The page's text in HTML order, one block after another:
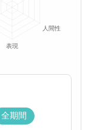
全期間